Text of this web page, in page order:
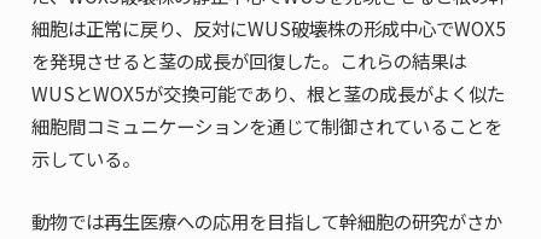
細胞は正常に戻り、反対にWUS破壊株の形成中心でWOX5
を発現させると茎の成長が回復した。これらの結果は
WUSとWOX5が交換可能であり、根と茎の成長がよく似た
細胞間コミュニケーションを通じて制御されていることを
示している。
動物では再生医療への応用を目指して幹細胞の研究がさか